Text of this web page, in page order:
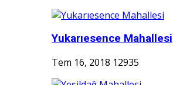
Yukarıesence Mahallesi
Tem 16, 2018 12935